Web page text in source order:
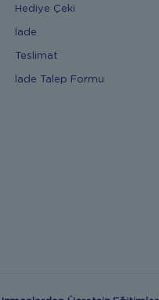
Hediye Çeki
İade
Teslimat
İade Talep Formu